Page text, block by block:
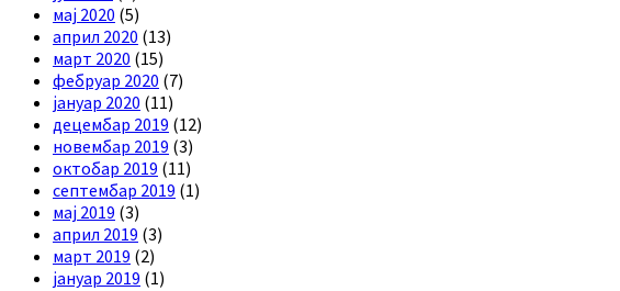
мај 2020 (5)
април 2020 (13)
март 2020 (15)
фебруар 2020 (7)
јануар 2020 (11)
децембар 2019 (12)
новембар 2019 (3)
октобар 2019 (11)
септембар 2019 (1)
мај 2019 (3)
април 2019 (3)
март 2019 (2)
јануар 2019 (1)